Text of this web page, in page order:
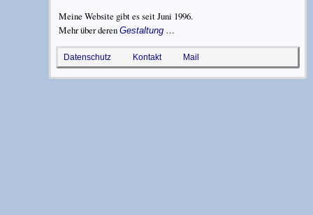
Meine Website gibt es seitJuni 1996.
Mehr über derenGestaltung …
Datenschutz Kontakt Mail